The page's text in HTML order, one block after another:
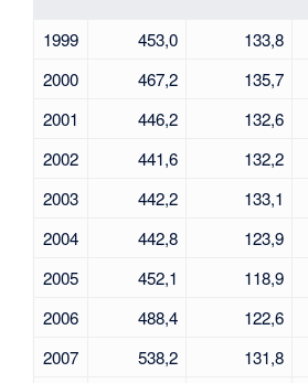
1999 453,0 133,8
2000
467,2 135,7
2001
446,2 132,6
2002
441,6 132,2
2003
442,2 133,1
2004
442,8 123,9
2005
452,1 118,9
2006
488,4 122,6
2007
538,2 131,8